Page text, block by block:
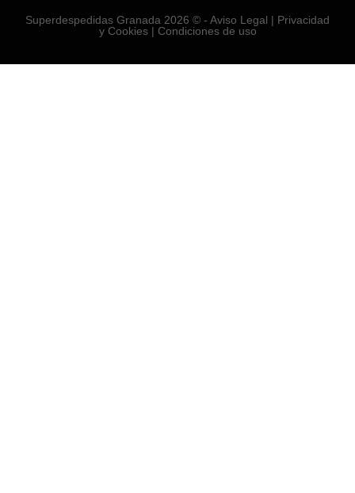
Superdespedidas Granada 2026 © - Aviso Legal | Privacidad
y Cookies| Condiciones de uso